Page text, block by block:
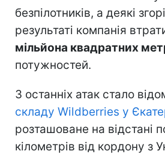
безпілотників, а деякі
результаті компанія
мільйона квадратних
потужностей.
З останніх атак стало
складу Wildberries у
розташоване на відстані
кілометрів від кордону з